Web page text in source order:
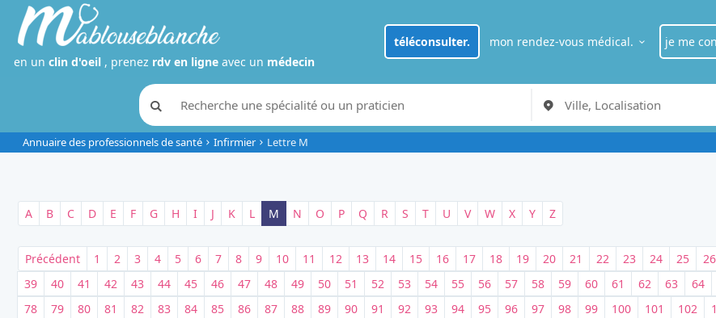
téléconsulter. mon rendez-vous médical. je me
en un clin d'oeil , prenez rdv en ligneavec un médecin
Annuaire des professionnels de santé Infirmier Lettre M
A B C D E F G H I J K L M N O P Q R S T U V W X Y Z
Précédent 1 2 3 4 5 6 7 8 9 10 11 12 13 14 15 16 17 18 19 20 21 22 23 24 25 26
39
40 41 42 43 44 45 46 47 48 49 50 51 52 53 54 55 56 57 58 59 60 61 62 63 64
78
79 80 81 82 83 84 85 86 87 88 89 90 91 92 93 94 95 96 97 98 99 100 101 102